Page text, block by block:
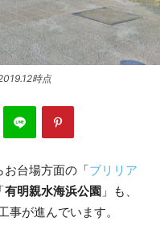
時点
台場方面の「ブリリア
有明親水海浜公園 」も、
が進んでいます。